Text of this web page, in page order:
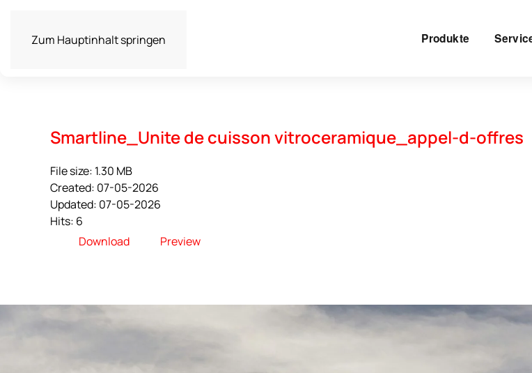
Zum Hauptinhalt springen Produkte
Smartline_Unite de cuisson vitroceramique_appel-d-offres
File size: 1.30 MB
Created: 07-05-2026
Updated: 07-05-2026
Hits: 6
Download
Preview